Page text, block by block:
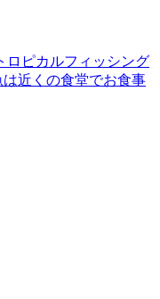
ピカルフィッシング
近くの食堂でお食事